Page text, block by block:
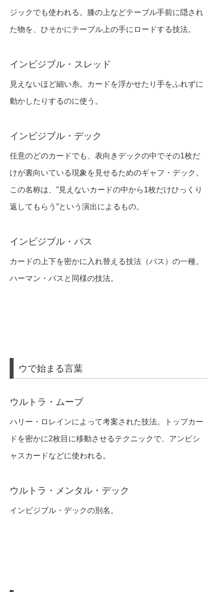
ジックでも使われる。膝の上などテーブル手前に隠され
た物を、ひそかにテーブル上の手にロードする技法。
インビジブル・スレッド
見えないほど細い糸。カードを浮かせたり手をふれずに
動かしたりするのに使う。
インビジブル・デック
任意のどのカードでも、表向きデックの中でその1枚だ
けが裏向いている現象を見せるためのギャフ・デック。
この名称は、”見えないカードの中から1枚だけひっくり
返してもらう”という演出によるもの。
インビジブル・パス
カードの上下を密かに入れ替える技法（パス）の一種。
ハーマン・パスと同様の技法。
ウで始まる言葉
ウルトラ・ムーブ
ハリー・ロレインによって考案された技法。トップカー
ドを密かに2枚目に移動させるテクニックで、アンビシ
ャスカードなどに使われる。
ウルトラ・メンタル・デック
インビジブル・デックの別名。